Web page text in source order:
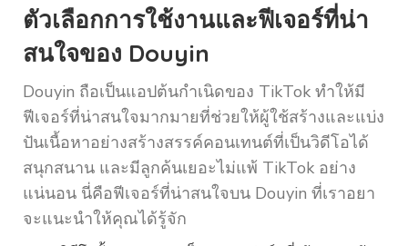
ตัวเลือกการใช้งานและฟีเจอร์ที่น่า
สนใจของ Douyin
Douyin ถือเป็นแอปต้นกำเนิดของ TikTok ทำให้มี
ฟีเจอร์ที่น่าสนใจมากมายที่ช่วยให้ผู้ใช้สร้างและแบ่ง
ปันเนื้อหาอย่างสร้างสรรค์คอนเทนต์ที่เป็นวิดีโอได้
สนุกสนาน และมีลูกค้นเยอะไม่แพ้ TikTok อย่าง
แน่นอน นี่คือฟีเจอร์ที่น่าสนใจบน Douyin ที่เราอยา
จะแนะนำให้คุณได้รู้จัก